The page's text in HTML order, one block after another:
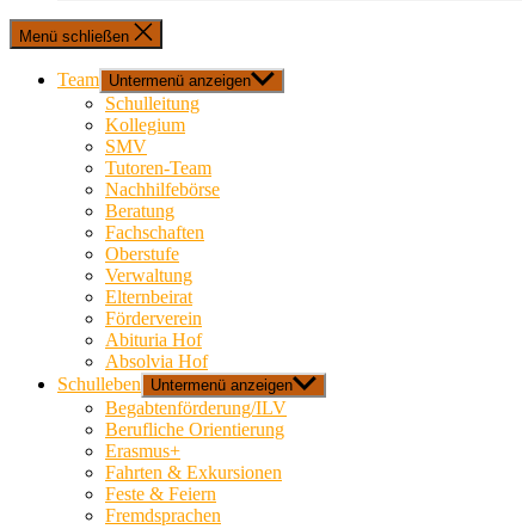
Menü schließen
Team Untermenü anzeigen
Schulleitung
Kollegium
SMV
Tutoren-Team
Nachhilfebörse
Beratung
Fachschaften
Oberstufe
Verwaltung
Elternbeirat
Förderverein
Abituria Hof
Absolvia Hof
Schulleben
Untermenü anzeigen
Begabtenförderung/ILV
Berufliche Orientierung
Erasmus+
Fahrten & Exkursionen
Feste & Feiern
Fremdsprachen